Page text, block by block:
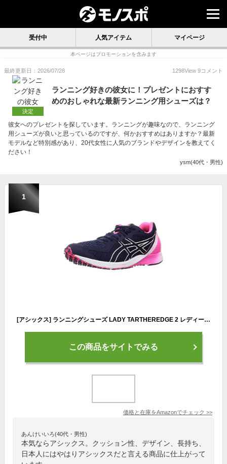
受付中 人気アイテム マイページ
本ページはプロモーションを含みます
最終更新日：2026/07/28 1298View 9コメント
決定
ランニング好きの彼女に！プレゼントにおすす
めのおしゃれな最新ランニング用シューズは？
彼女へのプレゼントを探しています。ランニングが趣味なので、ランニング
用シューズが良いと思っているのですが、何かおすすめはありますか？最新
モデルなど特別感があり、20代女性に人気のブランドやデザインを教えてく
ださい！
ysm(40代・男性)
1
[アシックス] ランニングシューズ LADY TARTHEREDGE 2 レディース 401(ピーコート/ホワイト) 24.5 cm
この商品をサイトでみる
価格と在庫をAmazonでチェック >>
あんけいいろ(40代・男性)
本気ならアシックス。クッション性、デザイン、長持ち、
日本人にはやはりアシックスだと言える商品に仕上がって